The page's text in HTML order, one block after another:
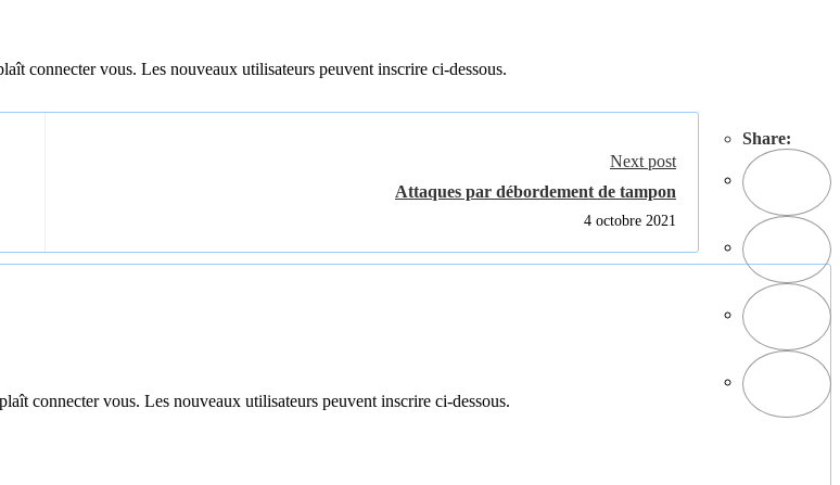
connecter vous. Les nouveaux utilisateurs peuvent inscrire ci-dessous.
Share:
Next post
Attaques par débordement de tampon
4 octobre 2021
connecter vous. Les nouveaux utilisateurs peuvent inscrire ci-dessous.